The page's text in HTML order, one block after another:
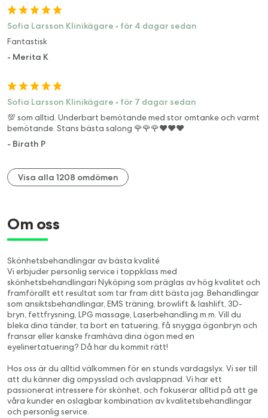
Sofia Larsson Klinikägare • för 4 dagar sedan
Fantastisk
- Merita K
Sofia Larsson Klinikägare • för 7 dagar sedan
💯 som alltid. Underbart bemötande med stor omtanke och varmt
bemötande. Stans bästa salong 🌹🌹🌹❤️❤️❤️
- Birath P
Visa alla 1208 omdömen
Om oss
Skönhetsbehandlingar av bästa kvalité
Vi erbjuder personlig service i toppklass med
skönhetsbehandlingari Nyköping som präglas av hög kvalitet och
framförallt ett resultat som tar fram ditt bästa jag. Behandlingar
som ansiktsbehandlingar, EMS träning, browlift & lashlift, 3D-
bryn, fettfrysning, LPG massage, Laserbehandling m.m. Vill du
bleka dina tänder, ta bort en tatuering, få snygga ögonbryn och
fransar eller kanske framhäva dina ögon med en
eyelinertatuering? Då har du kommit rätt!
Hos oss är du alltid välkommen för en stunds vardagslyx. Vi ser till
att du känner dig ompysslad och avslappnad. Vi har ett
passionerat intressere för skönhet, och fokuserar alltid på att ge
våra kunder en oslagbar kombination av kvalitetsbehandlingar
och personlig service.